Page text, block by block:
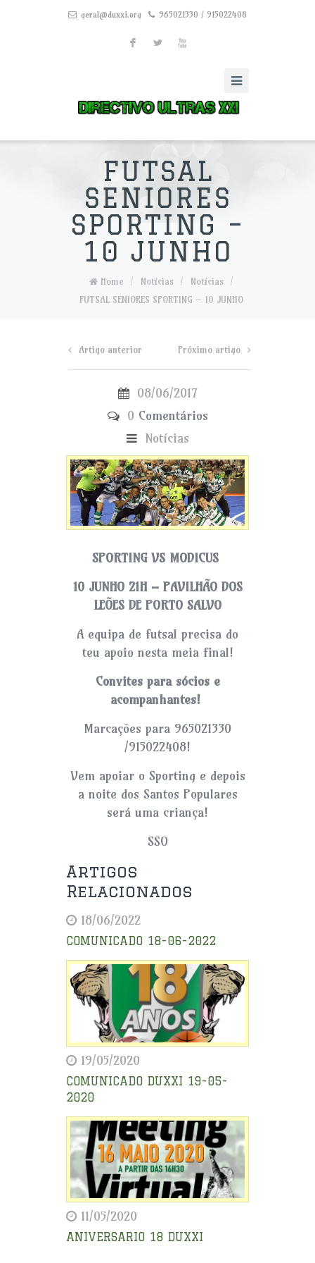
geral@duxxi.org 965021330 / 915022408
F L X
FUTSAL
SENIORES
SPORTING –
10 JUNHO
Home / Notícias / Notícias
/
FUTSAL SENIORES SPORTING – 10 JUNHO
Artigo anterior Próximo artigo
08/06/2017
0 Comentários
Notícias
SPORTING VS MODICUS
10 JUNHO 21H – PAVILHÃO DOS
LEÕES DE PORTO SALVO
A equipa de futsal precisa do
teu apoio nesta meia final!
Convites para sócios e
acompanhantes!
Marcações para 965021330
/915022408!
Vem apoiar o Sporting e depois
a noite dos Santos Populares
será uma criança!
SSO
Artigos
Relacionados
18/06/2022
COMUNICADO 18-06-2022
19/05/2020
COMUNICADO DUXXI 19-05-
2020
11/05/2020
ANIVERSARIO 18 DUXXI